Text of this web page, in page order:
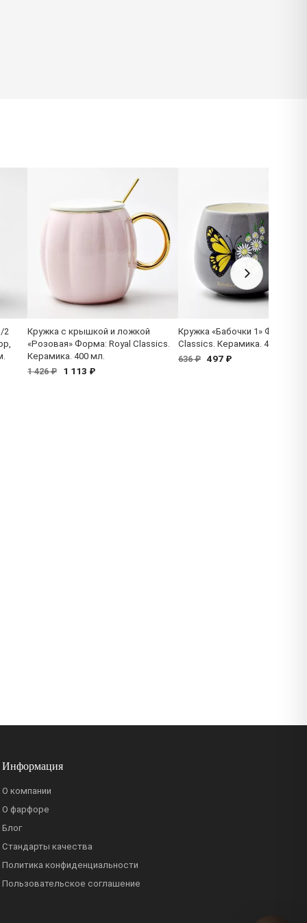
2
Кружка с крышкой и ложкой
«Розовая» Форма: Royal Classics.
Керамика. 400 мл.
1 426 ₽
1 113 ₽
Кружка «Бабочки 1» Форма:
Classics. Керамика. 400 мл.
636 ₽ 497 ₽
Информация
О компании
О фарфоре
Блог
Стандарты качества
Политика конфиденциальности
Пользовательское соглашение